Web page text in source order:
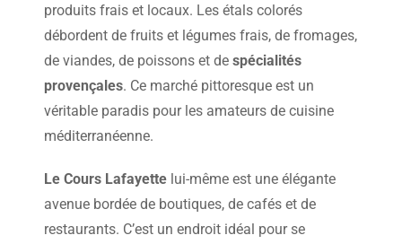
produits frais et locaux. Les étals colorés
débordent de fruits et légumes frais, de fromages,
de viandes, de poissons et de spécialités
provençales. Ce marché pittoresque est un
véritable paradis pour les amateurs de cuisine
méditerranéenne.
Le Cours Lafayette lui-même est une élégante
avenue bordée de boutiques, de cafés et de
restaurants. C’est un endroit idéal pour se